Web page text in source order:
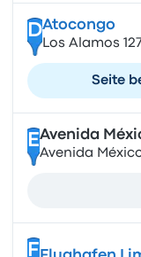
DAtocongo
Los Alamos
Seite
EAvenida
Avenida
F